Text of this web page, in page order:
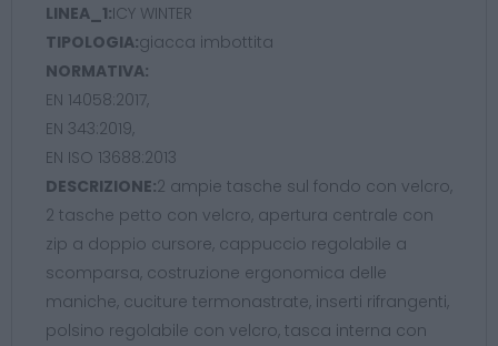
LINEA_1:ICY WINTER
TIPOLOGIA:giacca imbottita
NORMATIVA:
EN 14058:2017,
EN 343:2019,
EN ISO 13688:2013
DESCRIZIONE:2 ampie tasche sul fondo con velcro,
2 tasche petto con velcro, apertura centrale con
zip a doppio cursore, cappuccio regolabile a
scomparsa, costruzione ergonomica delle
maniche, cuciture termonastrate, inserti rifrangenti,
polsino regolabile con velcro, tasca interna con